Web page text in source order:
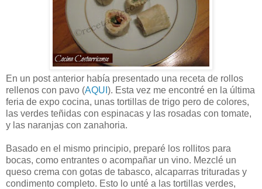
En un post anterior había presentado una receta de rollos
rellenos con pavo (AQUI ). Esta vez me encontré en la última
feria de expo cocina, unas tortillas de trigo pero de colores,
las verdes teñidas con espinacas y las rosadas con tomate,
y las naranjas con zanahoria.
Basado en el mismo principio, preparé los rollitos para
bocas, como entrantes o acompañar un vino. Mezclé un
queso crema con gotas de tabasco, alcaparras trituradas y
condimento completo. Esto lo unté a las tortillas verdes,